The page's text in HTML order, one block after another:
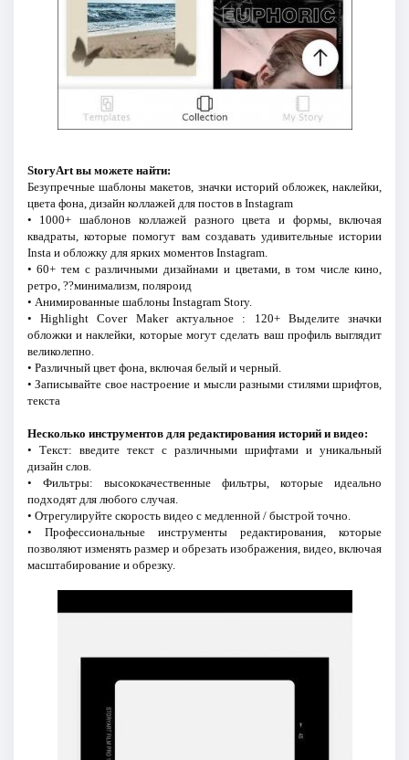
StoryArt вы можете найти:
Безупречные шаблоны макетов, значки историй обложек, наклейки,
цвета фона, дизайн коллажей для постов в Instagram
• 1000+ шаблонов коллажей разного цвета и формы, включая
квадраты, которые помогут вам создавать удивительные истории
Insta и обложку для ярких моментов Instagram.
• 60+ тем с различными дизайнами и цветами, в том числе кино,
ретро, ??минимализм, поляроид
• Анимированные шаблоны Instagram Story.
• Highlight Cover Maker актуальное : 120+ Выделите значки
обложки и наклейки, которые могут сделать ваш профиль выглядит
великолепно.
• Различный цвет фона, включая белый и черный.
• Записывайте свое настроение и мысли разными стилями шрифтов,
текста
Несколько инструментов для редактирования историй и видео:
• Текст: введите текст с различными шрифтами и уникальный
дизайн слов.
• Фильтры: высококачественные фильтры, которые идеально
подходят для любого случая.
• Отрегулируйте скорость видео с медленной / быстрой точно.
• Профессиональные инструменты редактирования, которые
позволяют изменять размер и обрезать изображения, видео, включая
масштабирование и обрезку.